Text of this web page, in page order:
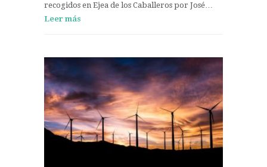
recogidos en Ejea de los Caballeros por José…
Leer más